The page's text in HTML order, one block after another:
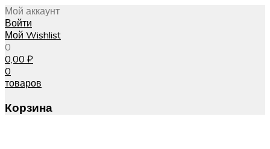
Мой аккаунт
Войти
Мой Wishlist
0
0,00 ₽
0
товаров
Корзина